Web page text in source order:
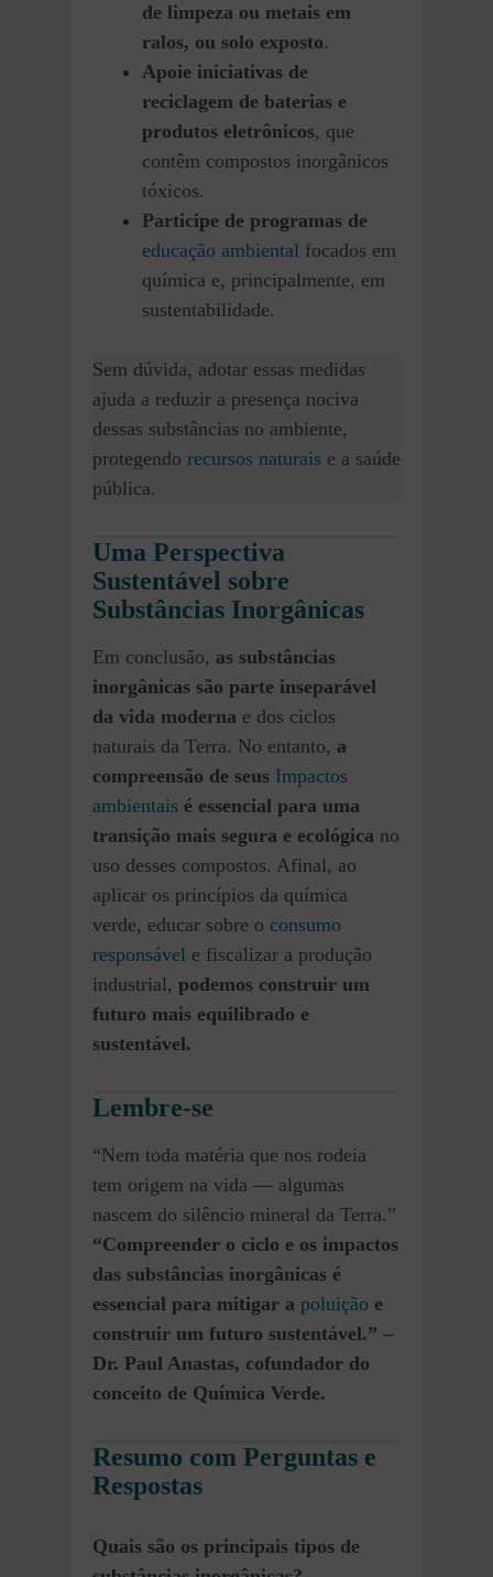
de limpeza ou metais em
ralos, ou solo exposto.
Apoie iniciativas de
reciclagem de baterias e
produtos eletrônicos, que
contêm compostos inorgânicos
tóxicos.
Participe de programas de
educação ambiental focados em
química e, principalmente, em
sustentabilidade.
Sem dúvida, adotar essas medidas
ajuda a reduzir a presença nociva
dessas substâncias no ambiente,
protegendo recursos naturais e a saúde
pública.
Uma Perspectiva
Sustentável sobre
Substâncias Inorgânicas
Em conclusão, as substâncias
inorgânicas são parte inseparável
da vida moderna e dos ciclos
naturais da Terra. No entanto, a
compreensão de seus Impactos
ambientais é essencial para uma
transição mais segura e ecológica no
uso desses compostos. Afinal, ao
aplicar os princípios da química
verde, educar sobre o consumo
responsável e fiscalizar a produção
industrial, podemos construir um
futuro mais equilibrado e
sustentável.
Lembre-se
“Nem toda matéria que nos rodeia
tem origem na vida — algumas
nascem do silêncio mineral da Terra.”
“Compreender o ciclo e os impactos
das substâncias inorgânicas é
essencial para mitigar a poluição e
construir um futuro sustentável.” –
Dr. Paul Anastas, cofundador do
conceito de Química Verde.
Resumo com Perguntas e
Respostas
Quais são os principais tipos de